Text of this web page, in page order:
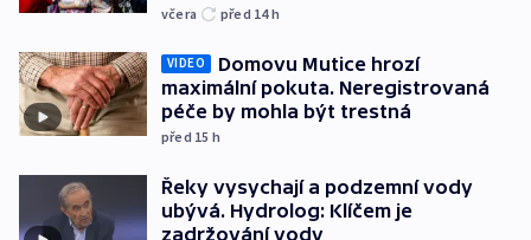
včera před 14h
VIDEO
Domovu Mutice hrozí
maximální pokuta. Neregistrovaná
péče by mohla být trestná
před 15 h
Řeky vysychají a podzemní vody
ubývá. Hydrolog: Klíčem je
zadržování vody